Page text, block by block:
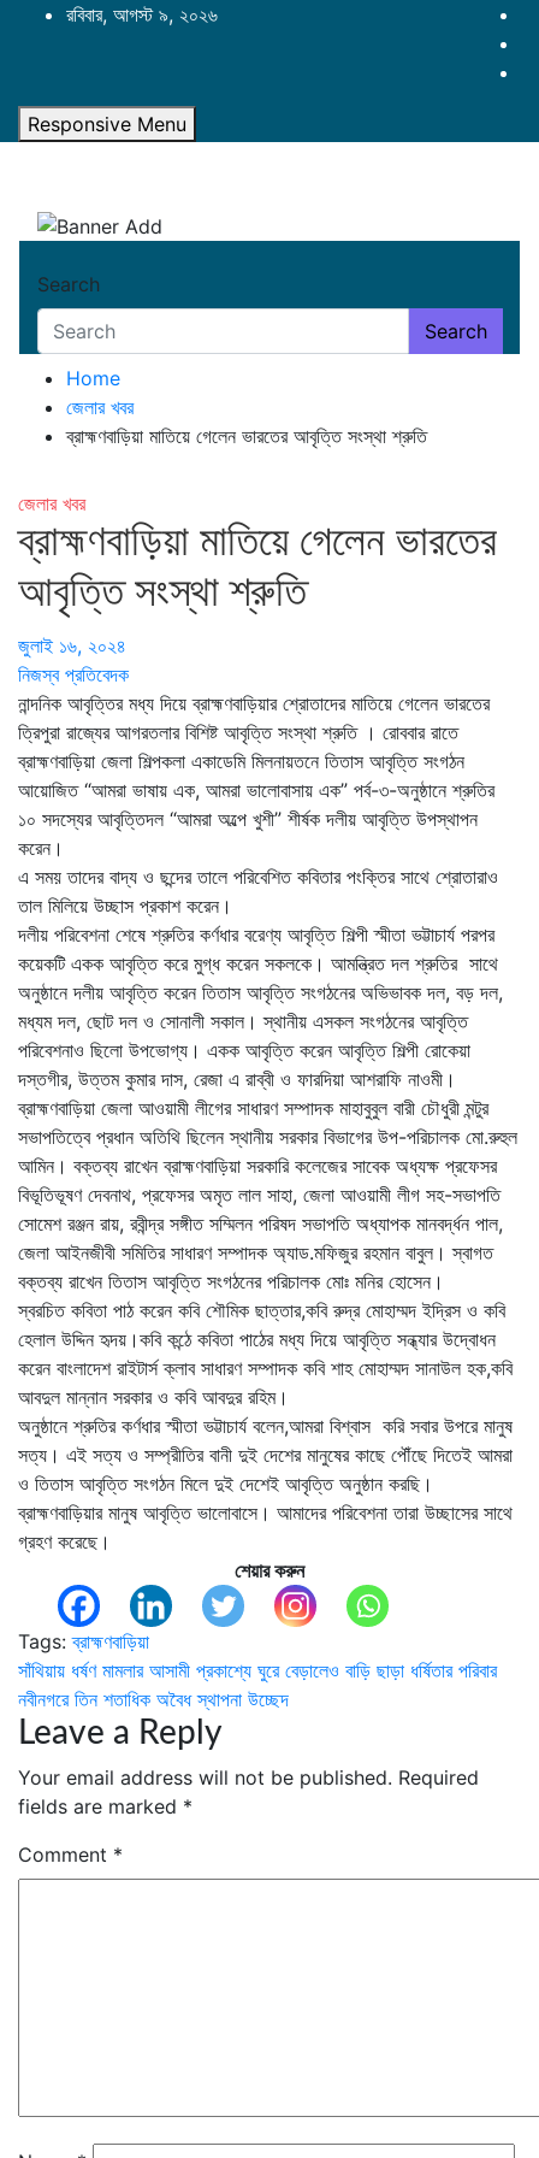
রবিবার, আগস্ট ৯, ২০২৬
Responsive Menu
Search
Search
Home
জেলার খবর
ব্রাহ্মণবাড়িয়া মাতিয়ে গেলেন ভারতের আবৃত্তি সংস্থা শ্রুতি
জেলার খবর
ব্রাহ্মণবাড়িয়া মাতিয়ে গেলেন ভারতের
আবৃত্তি সংস্থা শ্রুতি
জুলাই ১৬, ২০২৪
নিজস্ব প্রতিবেদক
নান্দনিক আবৃত্তির মধ্য দিয়ে ব্রাহ্মণবাড়িয়ার শ্রোতাদের মাতিয়ে গেলেন ভারতের
ত্রিপুরা রাজ্যের আগরতলার বিশিষ্ট আবৃত্তি সংস্থা শ্রুতি । রোববার রাতে
ব্রাহ্মণবাড়িয়া জেলা শিল্পকলা একাডেমি মিলনায়তনে তিতাস আবৃত্তি সংগঠন
আয়োজিত “আমরা ভাষায় এক, আমরা ভালোবাসায় এক” পর্ব-৩-অনুষ্ঠানে শ্রুতির
১০ সদস্যের আবৃত্তিদল “আমরা অল্পে খুশী” শীর্ষক দলীয় আবৃত্তি উপস্থাপন
করেন।
এ সময় তাদের বাদ্য ও ছন্দের তালে পরিবেশিত কবিতার পংক্তির সাথে শ্রোতারাও
তাল মিলিয়ে উচ্ছাস প্রকাশ করেন।
দলীয় পরিবেশনা শেষে শ্রুতির কর্ণধার বরেণ্য আবৃত্তি শিল্পী স্মীতা ভট্টাচার্য পরপর
কয়েকটি একক আবৃত্তি করে মুগ্ধ করেন সকলকে। আমন্ত্রিত দল শ্রুতির সাথে
অনুষ্ঠানে দলীয় আবৃত্তি করেন তিতাস আবৃত্তি সংগঠনের অভিভাবক দল, বড় দল,
মধ্যম দল, ছোট দল ও সোনালী সকাল। স্থানীয় এসকল সংগঠনের আবৃত্তি
পরিবেশনাও ছিলো উপভোগ্য। একক আবৃত্তি করেন আবৃত্তি শিল্পী রোকেয়া
দস্তগীর, উত্তম কুমার দাস, রেজা এ রাব্বী ও ফারদিয়া আশরাফি নাওমী।
ব্রাহ্মণবাড়িয়া জেলা আওয়ামী লীগের সাধারণ সম্পাদক মাহাবুবুল বারী চৌধুরী মন্টুর
সভাপতিত্বে প্রধান অতিথি ছিলেন স্থানীয় সরকার বিভাগের উপ-পরিচালক মো.রুহুল
আমিন। বক্তব্য রাখেন ব্রাহ্মণবাড়িয়া সরকারি কলেজের সাবেক অধ্যক্ষ প্রফেসর
বিভূতিভূষণ দেবনাথ, প্রফেসর অমৃত লাল সাহা, জেলা আওয়ামী লীগ সহ-সভাপতি
সোমেশ রঞ্জন রায়, রবীন্দ্র সঙ্গীত সম্মিলন পরিষদ সভাপতি অধ্যাপক মানবর্দ্ধন পাল,
জেলা আইনজীবী সমিতির সাধারণ সম্পাদক অ্যাড.মফিজুর রহমান বাবুল। স্বাগত
বক্তব্য রাখেন তিতাস আবৃত্তি সংগঠনের পরিচালক মোঃ মনির হোসেন।
স্বরচিত কবিতা পাঠ করেন কবি শৌমিক ছাত্তার,কবি রুদ্র মোহাম্মদ ইদ্রিস ও কবি
হেলাল উদ্দিন হৃদয়।কবি কন্ঠে কবিতা পাঠের মধ্য দিয়ে আবৃত্তি সন্ধ্যার উদ্বোধন
করেন বাংলাদেশ রাইটার্স ক্লাব সাধারণ সম্পাদক কবি শাহ মোহাম্মদ সানাউল হক,কবি
আবদুল মান্নান সরকার ও কবি আবদুর রহিম।
অনুষ্ঠানে শ্রুতির কর্ণধার স্মীতা ভট্টাচার্য বলেন,আমরা বিশ্বাস করি সবার উপরে মানুষ
সত্য। এই সত্য ও সম্প্রীতির বানী দুই দেশের মানুষের কাছে পৌঁছে দিতেই আমরা
ও তিতাস আবৃত্তি সংগঠন মিলে দুই দেশেই আবৃত্তি অনুষ্ঠান করছি।
ব্রাহ্মণবাড়িয়ার মানুষ আবৃত্তি ভালোবাসে। আমাদের পরিবেশনা তারা উচ্ছাসের সাথে
গ্রহণ করেছে।
শেয়ার করুন
Tags: ব্রাহ্মণবাড়িয়া
Post
navigation
সাঁথিয়ায় ধর্ষণ মামলার আসামী প্রকাশ্যে ঘুরে বেড়ালেও বাড়ি ছাড়া ধর্ষিতার পরিবার
নবীনগরে তিন শতাধিক অবৈধ স্থাপনা উচ্ছেদ
Leave a Reply
Your email address will not be published. Required
fields are marked *
Comment *